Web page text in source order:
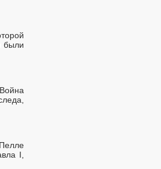
были
I,